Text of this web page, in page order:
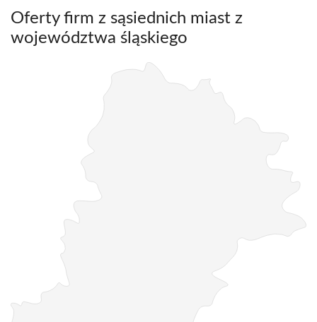
Oferty firm z sąsiednich miast z
województwa śląskiego